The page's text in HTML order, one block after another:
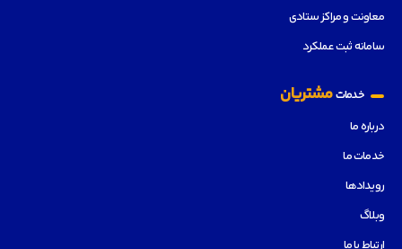
معاونت و مراکز ستادی
سامانه ثبت عملکرد
خدماتمشتریان
درباره ما
خدمات ما
رویدادها
وبلاگ